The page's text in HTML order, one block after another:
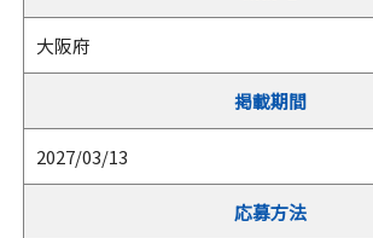
大阪府
掲載期間
2027/03/13
応募方法